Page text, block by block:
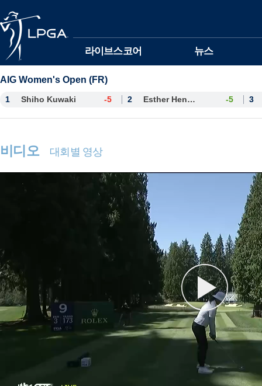
라이브스코어 뉴스
AIG Women's Open (FR)
1 Shiho Kuwaki -5 2 Esther Henseleit -5 3
비디오 대회별 영상